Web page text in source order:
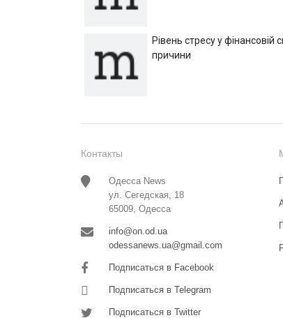
Рівень стресу у фінансовій
причини
Контакты
Одесса News
ул. Сегедская, 18
65009, Одесса
info@on.od.ua
odessanews.ua@gmail.com
Подписаться в Facebook
Подписаться в Telegram
Подписаться в Twitter